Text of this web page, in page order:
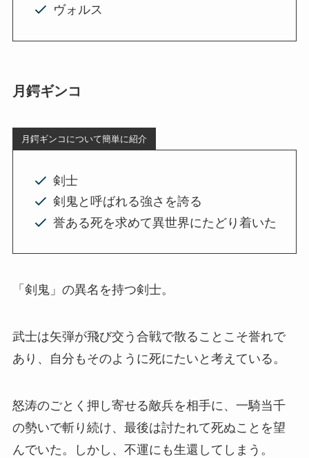
ヴォルス
月鍔ギンコ
月鍔ギンコについて簡単に紹介
剣士
剣鬼と呼ばれる強さを誇る
誉ある死を求めて異世界にたどり着いた
「剣鬼」の異名を持つ剣士。
武士は矢弾が飛び交う合戦で散ることこそ誉れで
あり、自分もそのように死にたいと考えている。
怒涛のごとく押し寄せる敵兵を相手に、一騎当千
の勢いで斬り続け、最後は討たれて死ぬことを望
んでいた。しかし、不運にも生還してしまう。